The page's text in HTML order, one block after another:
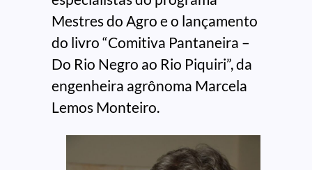
Mestres do Agro e o lançamento
do livro “Comitiva Pantaneira –
Do Rio Negro ao Rio Piquiri”, da
engenheira agrônoma Marcela
Lemos Monteiro.